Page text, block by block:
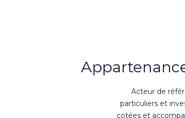
Acteur de
particuliers et
cotées et